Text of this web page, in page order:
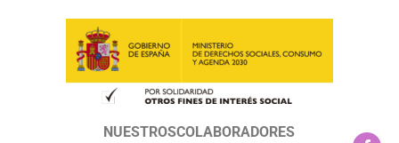
NUESTROSCOLABORADORES